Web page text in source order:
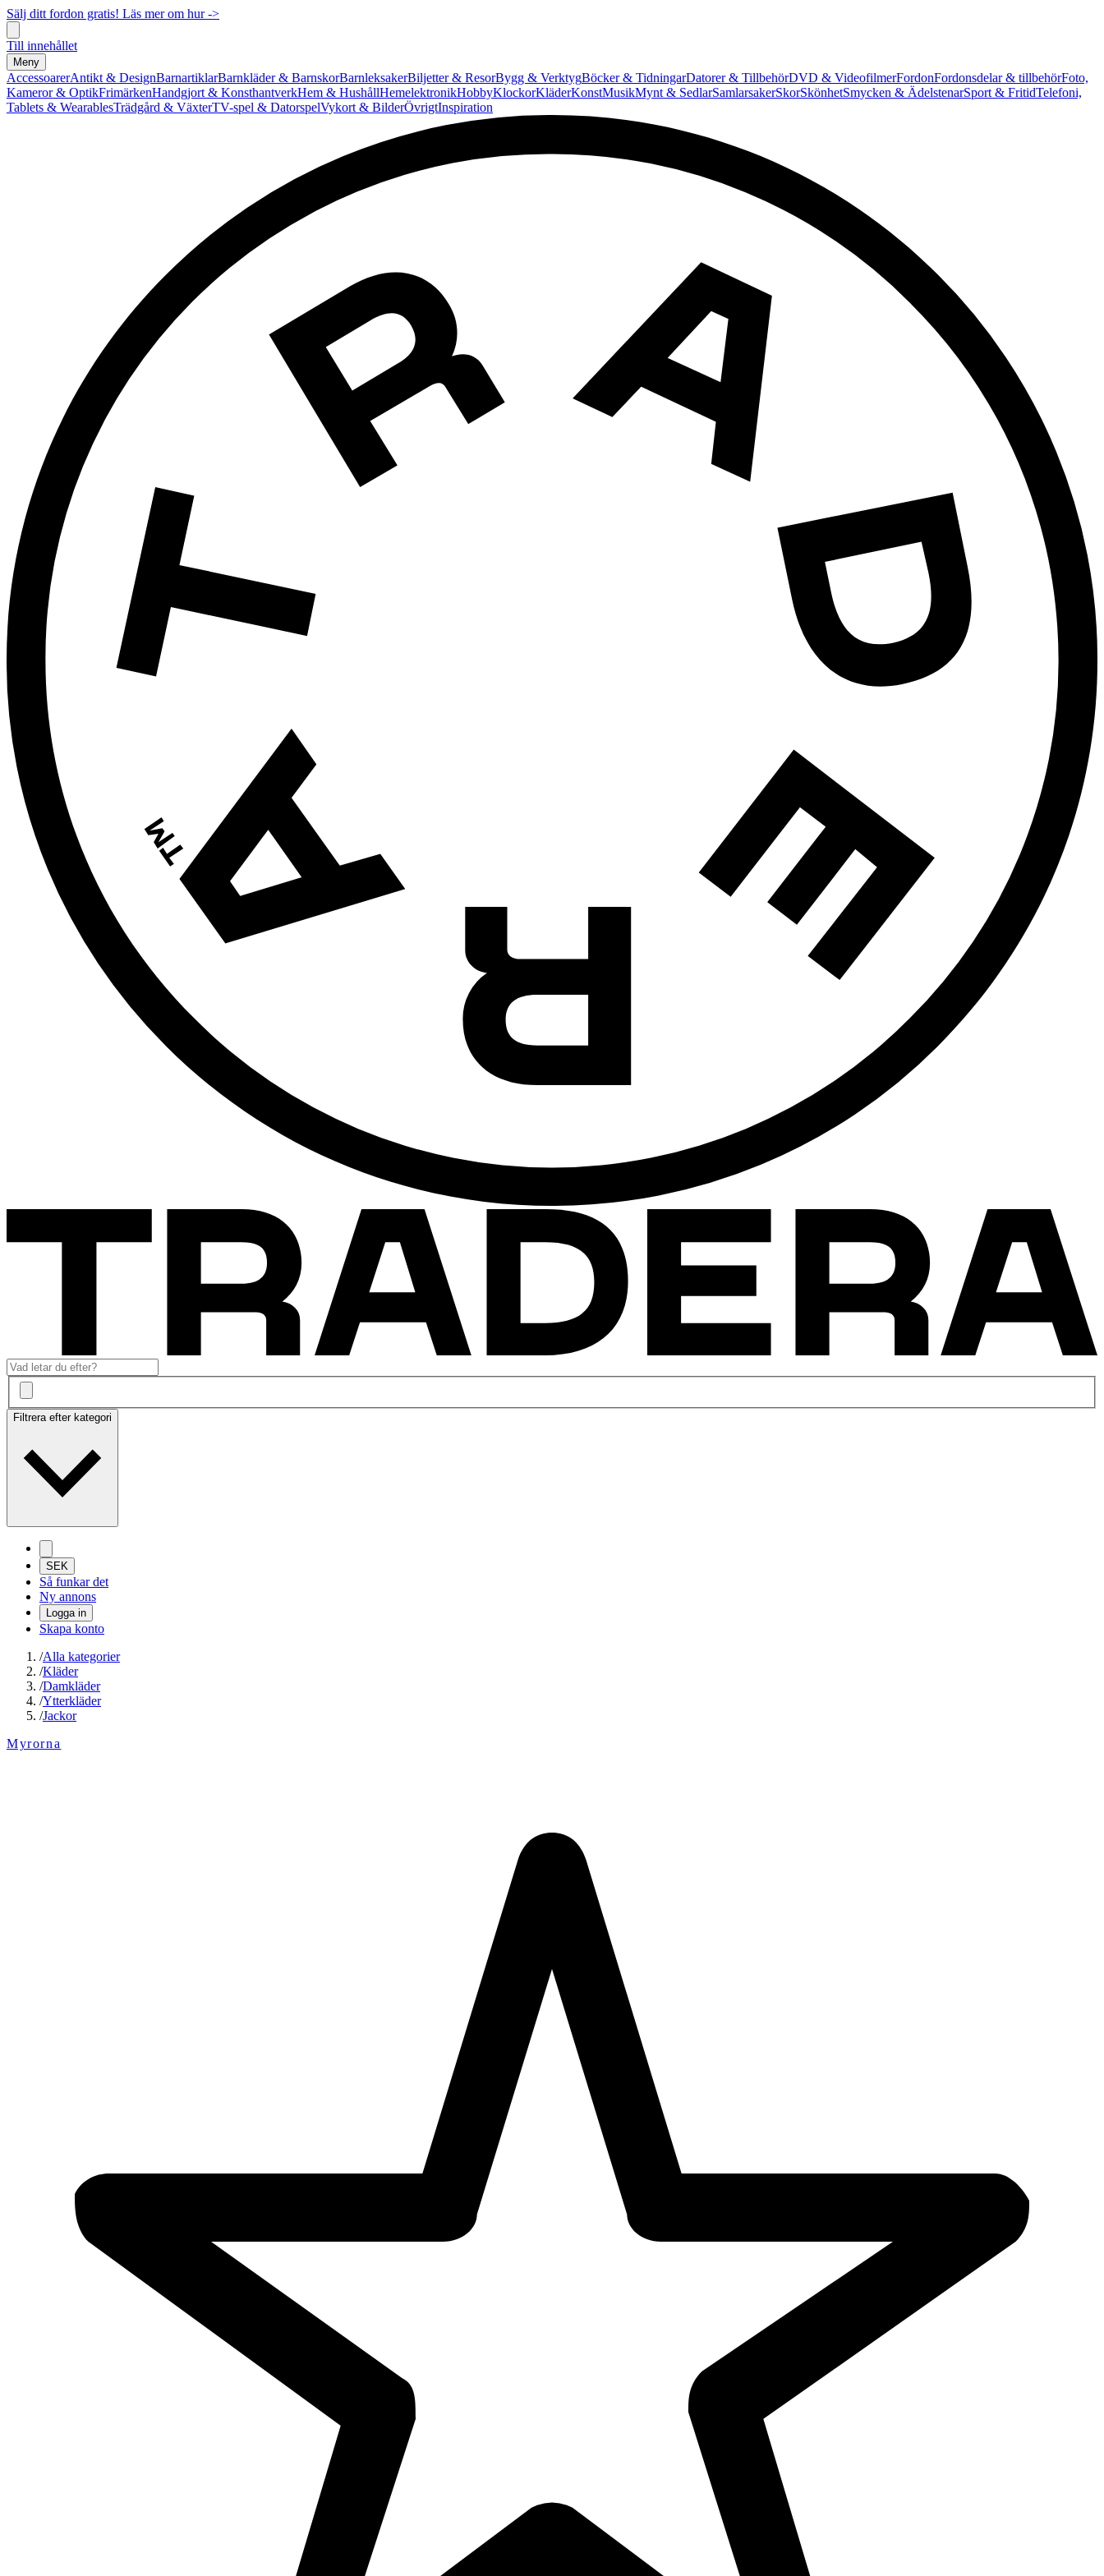
Sälj ditt fordon gratis! Läs mer om hur ->
Till innehållet
Meny
AccessoarerAntikt & DesignBarnartiklarBarnkläder & BarnskorBarnleksakerBiljetter & ResorBygg & VerktygBöcker & TidningarDatorer & TillbehörDVD & VideofilmerFordonFordonsdelar & tillbehörFoto,
Kameror & OptikFrimärkenHandgjort & KonsthantverkHem & HushållHemelektronikHobbyKlockorKläderKonstMusikMynt & SedlarSamlarsakerSkorSkönhetSmycken & ÄdelstenarSport & FritidTelefoni,
Tablets & WearablesTrädgård & VäxterTV-spel & DatorspelVykort & BilderÖvrigtInspiration
Filtrera efter kategori
SEK
Så funkar det
Ny annons
Logga in
Skapa konto
/Alla kategorier
/Kläder
/Damkläder
/Ytterkläder
/Jackor
Myrorna